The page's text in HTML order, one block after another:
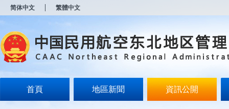
简体中文 繁體中文
首頁 地區新聞 資訊公開
开
无
障
说